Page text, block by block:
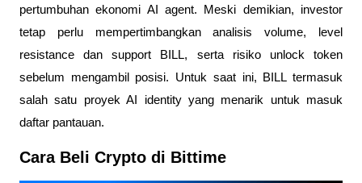
pertumbuhan ekonomi AI agent. Meski demikian, investor
tetap perlu mempertimbangkan analisis volume, level
resistance dan support BILL, serta risiko unlock token
sebelum mengambil posisi. Untuk saat ini, BILL termasuk
salah satu proyek AI identity yang menarik untuk masuk
daftar pantauan.
Cara Beli Crypto di Bittime